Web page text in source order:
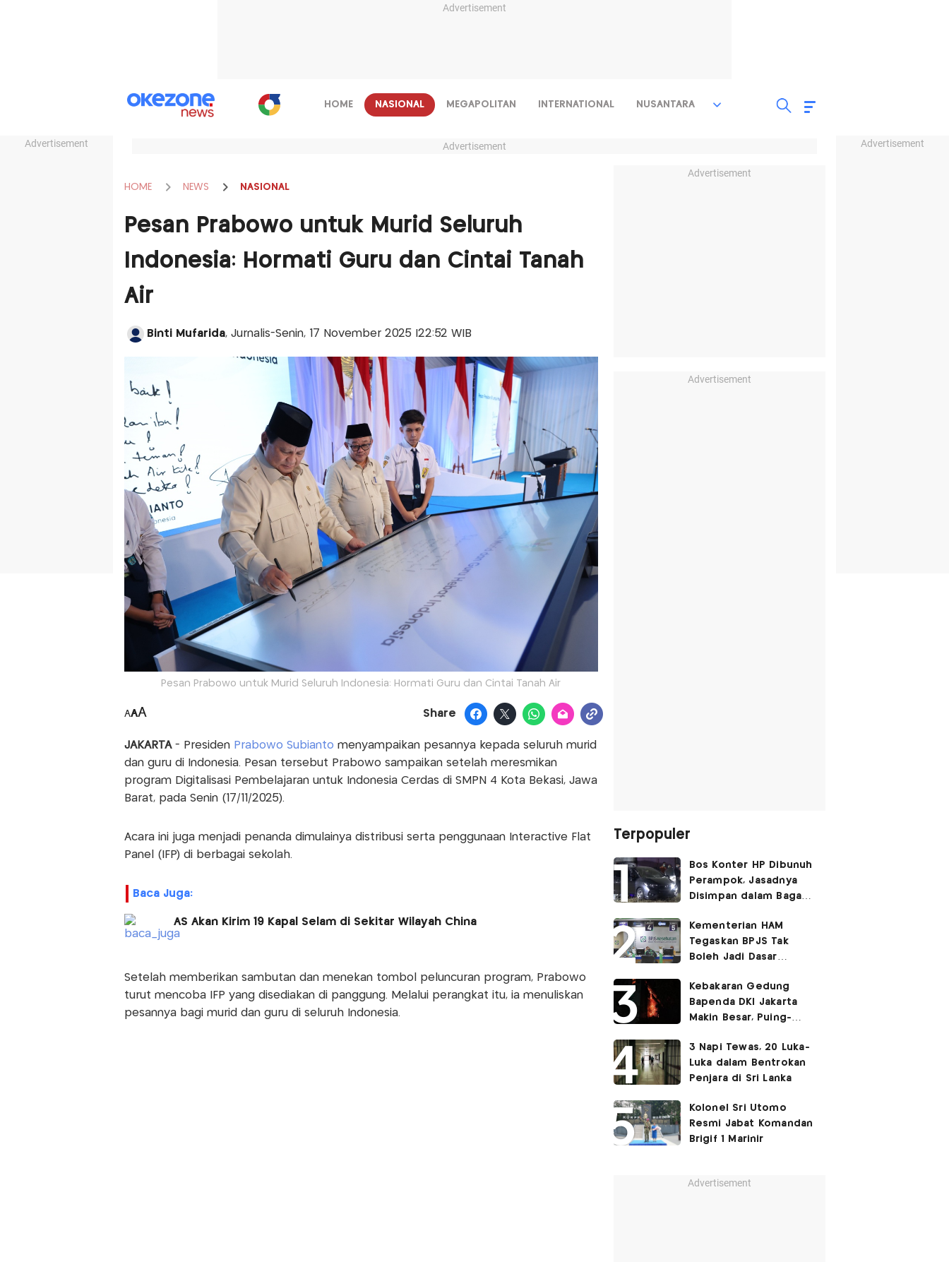
Advertisement
Advertisement Advertisement
HOME NASIONAL MEGAPOLITAN INTERNATIONAL NUSANTARA
Advertisement
HOME NEWS NASIONAL
Pesan Prabowo untuk Murid Seluruh
Indonesia: Hormati Guru dan Cintai Tanah
Air
Binti Mufarida, Jurnalis-Senin, 17 November 2025 |22:52 WIB
Pesan Prabowo untuk Murid Seluruh Indonesia: Hormati Guru dan Cintai Tanah Air
AAA Share
JAKARTA- PresidenPrabowo Subianto menyampaikan pesannya kepada seluruh murid
dan guru di Indonesia. Pesan tersebut Prabowo sampaikan setelah meresmikan
program Digitalisasi Pembelajaran untuk Indonesia Cerdas di SMPN 4 Kota Bekasi, Jawa
Barat, pada Senin (17/11/2025).
Acara ini juga menjadi penanda dimulainya distribusi serta penggunaan Interactive Flat
Panel (IFP) di berbagai sekolah.
Baca Juga:
AS Akan Kirim 19 Kapal Selam di Sekitar Wilayah China
Setelah memberikan sambutan dan menekan tombol peluncuran program, Prabowo
turut mencoba IFP yang disediakan di panggung. Melalui perangkat itu, ia menuliskan
pesannya bagi murid dan guru di seluruh Indonesia.
Advertisement
Advertisement
Terpopuler
Bos Konter HP Dibunuh
Perampok, Jasadnya
Disimpan dalam Bagasi
Kementerian HAM
Tegaskan BPJS Tak
Boleh Jadi Dasar
Layanan Kesehatan
Kebakaran Gedung
Bapenda DKI Jakarta
Makin Besar, Puing-
3 Napi Tewas, 20 Luka-
Luka dalam Bentrokan
Penjara di Sri Lanka
Kolonel Sri Utomo
Resmi Jabat Komandan
Brigif 1 Marinir
Advertisement